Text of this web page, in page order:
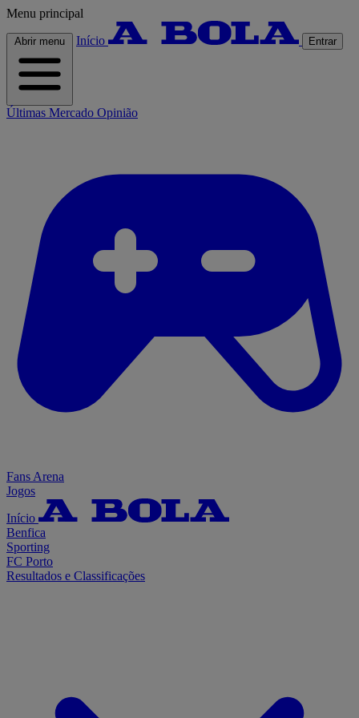
Menu principal
Abrir menu Início Entrar
Últimas Mercado Opinião
Fans Arena
Jogos
Início
Benfica
Sporting
FC Porto
Resultados e Classificações